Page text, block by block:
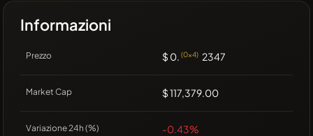
Informazioni
Prezzo $ 0. (0x4) 2347
Market Cap $ 117,379.00
Variazione 24h (%) -0.43%